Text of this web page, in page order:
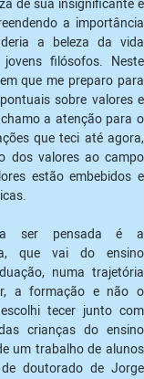
de sua insignificante e
a importância
a beleza da vida
filósofos. Neste
que me preparo para
sobre valores e
a atenção para o
que teci até agora,
dos valores ao campo
estão embebidos e
ser pensada é a
que vai do ensino
numa trajetória
a formação e não o
tecer junto com
crianças do ensino
um trabalho de alunos
doutorado de Jorge